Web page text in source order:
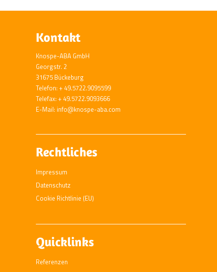
Kontakt
Knospe-ABA GmbH
Georgstr. 2
31675 Bückeburg
Telefon: + 49.5722.9095599
Telefax: + 49.5722.9093666
E-Mail: info@knospe-aba.com
Rechtliches
Impressum
Datenschutz
Cookie Richtlinie (EU)
Quicklinks
Referenzen